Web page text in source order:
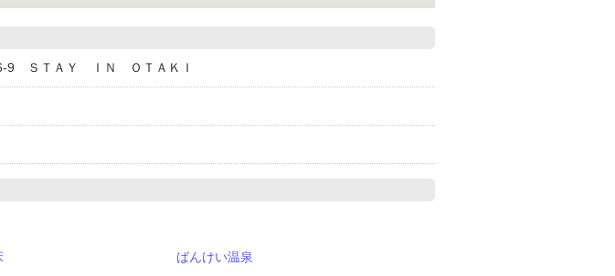
9 ＳＴＡＹ ＩＮ ＯＴＡＫＩ
ばんけい温泉